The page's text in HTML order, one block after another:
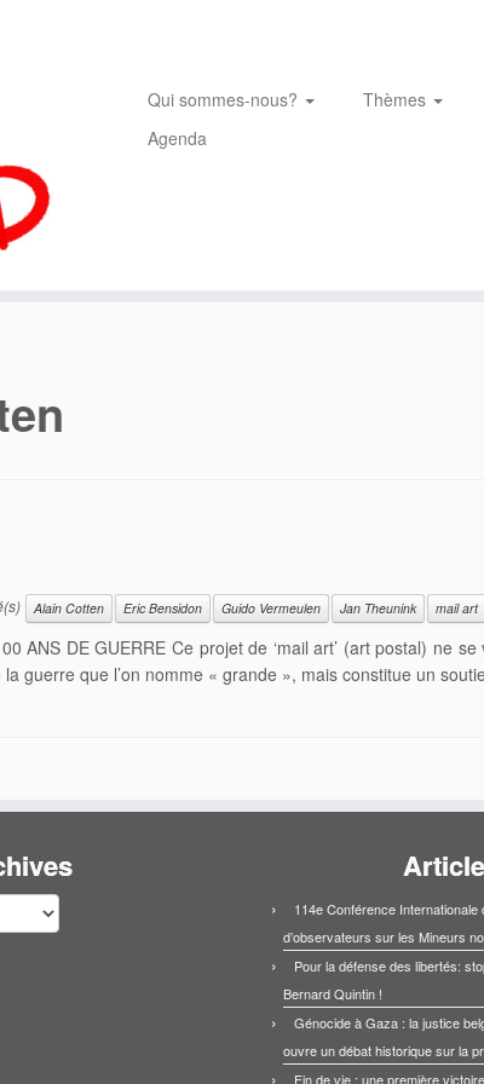
Qui sommes-nous? Thèmes
Agenda
Alain Cotten Eric Bensidon Guido Vermeulen Jan Theunink mail art
ANS DE GUERRE Ce projet de ‘mail art’ (art postal)
guerre que l’on nomme « grande », mais constitue un
114e Conférence Internationale
d’observateurs sur les Mineurs
Pour la défense des libertés:
Bernard Quintin !
Génocide à Gaza : la justice
ouvre un débat historique sur la
Fin de vie : une première